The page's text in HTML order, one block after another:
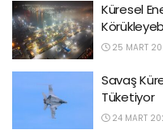
Küresel
25 MART
Savaş
Tüketiyor
24 MART